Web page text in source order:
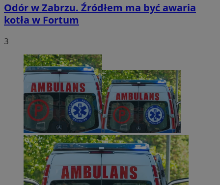
Odór w Zabrzu. Źródłem ma być awaria
kotła w Fortum
3